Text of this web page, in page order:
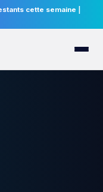
cette semaine